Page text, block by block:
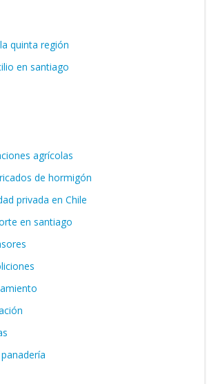
quinta región
en santiago
agrícolas
de hormigón
privada en Chile
en santiago